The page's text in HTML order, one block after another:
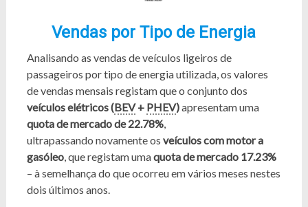
Vendas por Tipo de Energia
Analisando as vendas de veículos ligeiros de
passageiros por tipo de energia utilizada, os valores
de vendas mensais registam que o conjunto dos
veículos elétricos (BEV+ PHEV)apresentam uma
quota de mercado de 22.78%,
ultrapassando novamente os veículos com motor a
gasóleo, que registam umaquota de mercado 17.23%
– à semelhança do que ocorreu em vários meses nestes
dois últimos anos.